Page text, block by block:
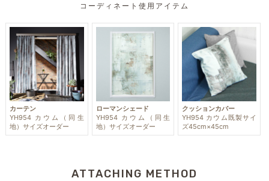
コーディネート使用アイテム
カーテン
YH954 カウム（同生
地）サイズオーダー
ローマンシェード
YH954 カウム（同生
地）サイズオーダー
クッションカバー
YH954 カウム既製サイ
ズ45cm×45cm
ATTACHING METHOD